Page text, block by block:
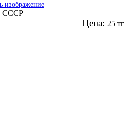
изображение
СССР
Цена: 25